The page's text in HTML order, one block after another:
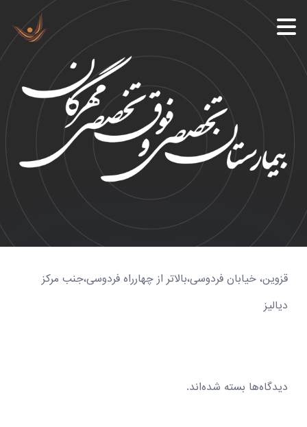
قزوین، خیابان فردوسی،بالاتر از چهارراه فردوسی،جنب مرکز
دیالیز
دیدگاه‌ها بسته شده‌اند.